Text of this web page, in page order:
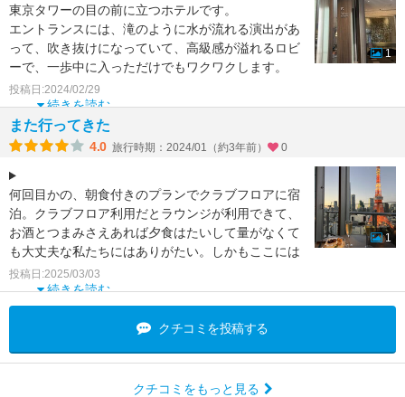
東京タワーの目の前に立つホテルです。
エントランスには、滝のように水が流れる演出があ
って、吹き抜けになっていて、高級感が溢れるロビ
ーで、一歩中に入っただけでもワクワクします。
シャトルバスが運行さ
続きを読む
投稿日:2024/02/29
1
また行ってきた
4.0 旅行時期：2024/01（約3年前） 0
何回目かの、朝食付きのプランでクラブフロアに宿
泊。クラブフロア利用だとラウンジが利用できて、
お酒とつまみさえあれば夕食はたいして量がなくて
も大丈夫な私たちにはありがたい。しかもここには
温泉大浴場があっ
続きを読む
投稿日:2025/03/03
1
クチコミを投稿する
クチコミをもっと見る